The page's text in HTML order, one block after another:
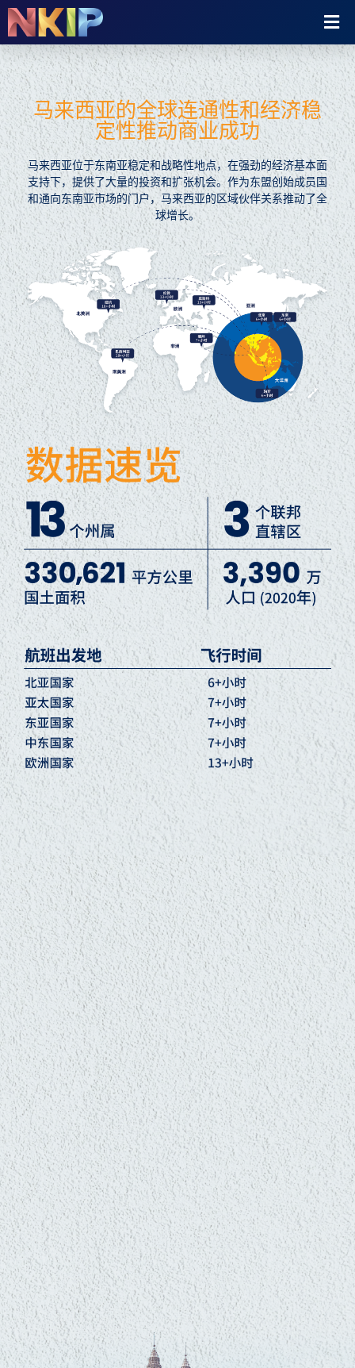
跳
至
内
容
马来西亚的全球连通性和经济稳
定性推动商业成功
马来西亚位于东南亚稳定和战略性地点，在强劲的经济基本面
支持下，提供了大量的投资和扩张机会。作为东盟创始成员国
和通向东南亚市场的门户，马来西亚的区域伙伴关系推动了全
球增长。